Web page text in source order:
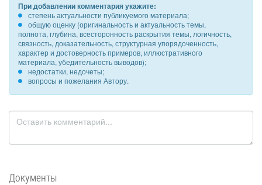
При добавлении комментария укажите:
степень актуальности публикуемого материала;
общую оценку (оригинальность и актуальность темы,
полнота, глубина, всесторонность раскрытия темы, логичность,
связность, доказательность, структурная упорядоченность,
характер и достоверность примеров, иллюстративного
материала, убедительность выводов);
недостатки, недочеты;
вопросы и пожелания Автору.
Документы